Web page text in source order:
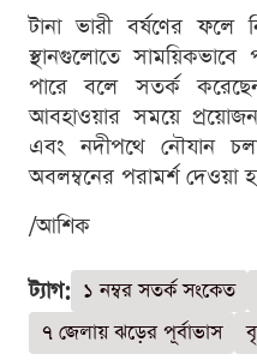
টানা ভারী বর্ষণের ফলে
স্থানগুলোতে সাময়িকভাবে
পারে বলে সতর্ক
আবহাওয়ার সময়ে
এবং নদীপথে নৌযান
অবলম্বনের পরামর্শ দেওয়া
/আশিক
ট্যাগ: ১ নম্বর সতর্ক সংকেত
৭ জেলায় ঝড়ের পূর্বাভাস